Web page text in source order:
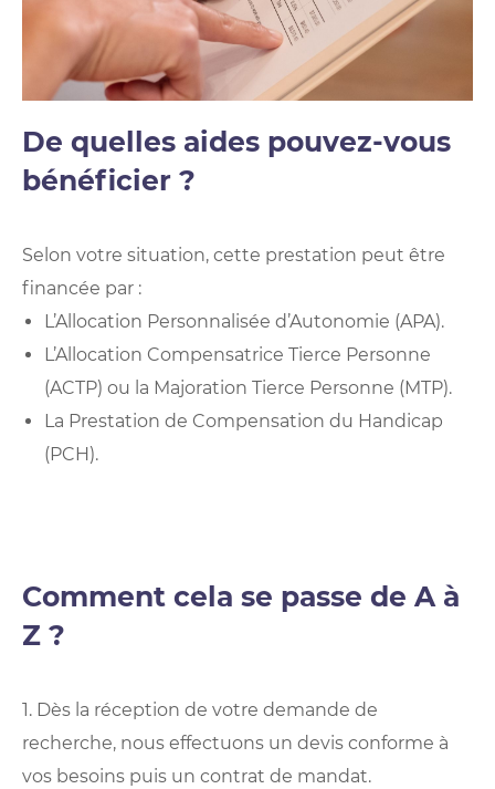
De quelles aides pouvez-vous
bénéficier ?
Selon votre situation, cette prestation peut être
financée par :
L’Allocation Personnalisée d’Autonomie (APA).
L’Allocation Compensatrice Tierce Personne
(ACTP) ou la Majoration Tierce Personne (MTP).
La Prestation de Compensation du Handicap
(PCH).
Comment cela se passe de A à
Z ?
1. Dès la réception de votre demande de
recherche, nous effectuons un devis conforme à
vos besoins puis un contrat de mandat.